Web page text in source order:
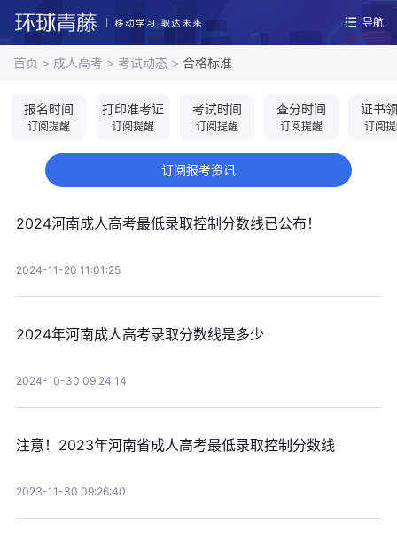
导航
首页 > 成人高考 > 考试动态 > 合格标准
报名时间
订阅提醒
打印准考证
订阅提醒
考试时间
订阅提醒
查分时间
订阅提醒
证书
订阅
订阅报考资讯
2024河南成人高考最低录取控制分数线已公布！
2024-11-20 11:01:25
2024年河南成人高考录取分数线是多少
2024-10-30 09:24:14
注意！2023年河南省成人高考最低录取控制分数线
2023-11-30 09:26:40